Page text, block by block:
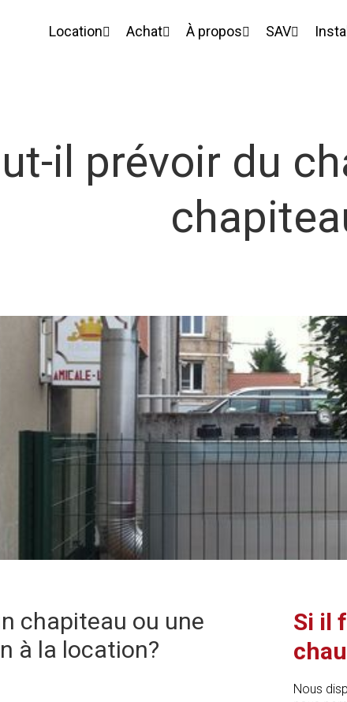
Location Achat À propos SAV
il prévoir du
chapiteau ou une
à la location?
Si il
Nous